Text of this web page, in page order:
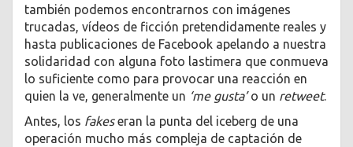
también podemos encontrarnos con imágenes
trucadas, vídeos de ficción pretendidamente reales y
hasta publicaciones de Facebook apelando a nuestra
solidaridad con alguna foto lastimera que conmueva
lo suficiente como para provocar una reacción en
quien la ve, generalmente un ‘me gusta’o un retweet.
Antes, los fakeseran la punta del iceberg de una
operación mucho más compleja de captación de